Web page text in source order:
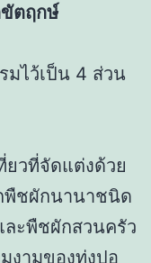
ตฤกษ์
มไว้เป็น 4 ส่วน
ยวที่จัดแต่งด้วย
พืชผักนานาชนิด
ะพืชผักสวนครัว
งามของทุ่งปอ